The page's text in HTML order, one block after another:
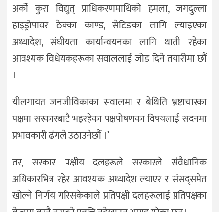
अर्को कुरा विद्युत् प्राधिकरणमाथिको हमला, जगदुल्ला
हाइड्रोपावर ठेक्का काण्ड, सेटिङका लागि ल्याइएका
अध्यादेश, संघीयता कार्यान्वयनका लागि थाती रहेका
आवश्यक विधेयकहरूका सवाललाई जोड दिने तयारीमा छौं
।
यीलगायत जनजीविकाका सवालमा र बेथिति भ्रष्टाचारका
पक्षमा सरकारबाटै भइरहेका पक्षपोषणका विषयलाई सदनमा
प्रभावकारी ढंगले उठाउनेछौं ।’
तर, सरकार पक्षीय दलहरूले सरकारले संवैधानिक
अधिकारभित्र रहेर आवश्यक अध्यादेश ल्याएर र संसद्समेत
खोल्ने निर्णय गरिसकेकाले प्रतिपक्षी दलहरूलाई प्रतिपक्षका